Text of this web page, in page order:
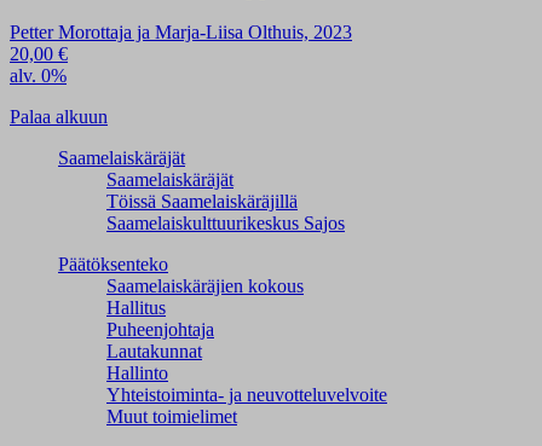
Petter Morottaja ja Marja-Liisa Olthuis, 2023
20,00 €
alv. 0%
Palaa alkuun
Saamelaiskäräjät
Saamelaiskäräjät
Töissä Saamelaiskäräjillä
Saamelaiskulttuuri­keskus Sajos
Päätöksenteko
Saamelaiskäräjien kokous
Hallitus
Puheenjohtaja
Lautakunnat
Hallinto
Yhteistoiminta- ja neuvotteluvelvoite
Muut toimielimet